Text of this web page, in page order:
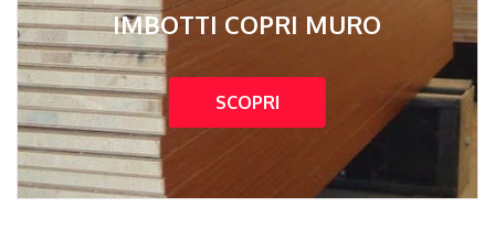
IMBOTTI COPRI MURO
SCOPRI